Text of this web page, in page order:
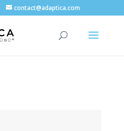
contact@adaptica.com